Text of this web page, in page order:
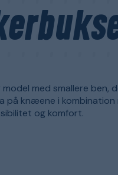
med smallere ben,
på knæene i
og komfort.